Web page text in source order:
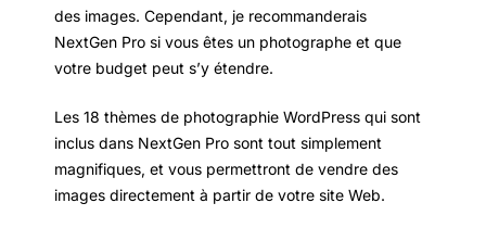
des images. Cependant, je recommanderais
NextGen Pro si vous êtes un photographe et que
votre budget peut s’y étendre.
Les 18 thèmes de photographie WordPress qui sont
inclus dans NextGen Pro sont tout simplement
magnifiques, et vous permettront de vendre des
images directement à partir de votre site Web.